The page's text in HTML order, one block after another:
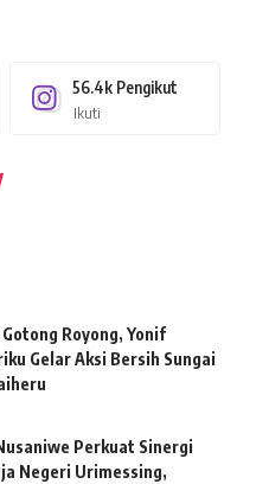
56.4k Pengikut
Ikuti
Royong, Yonif
Gelar Aksi Bersih Sungai
Perkuat Sinergi
Negeri Urimessing,